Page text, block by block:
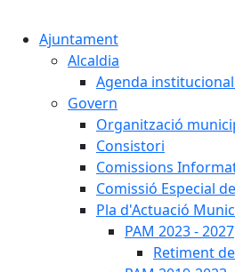
Ajuntament
Alcaldia
Agenda
Govern
Organització
Consistori
Comissions
Comissió Especial
Pla d'Actuació
PAM 2023 - 2027
Retiment